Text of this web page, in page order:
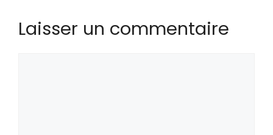
Laisser un commentaire